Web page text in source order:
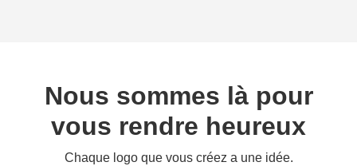
Nous sommes là pour
vous rendre heureux
Chaque logo que vous créez a une idée.